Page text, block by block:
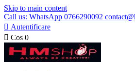
Skip to main content
Call us: WhatsApp 0766290092
 Autentificare
 Cos 0